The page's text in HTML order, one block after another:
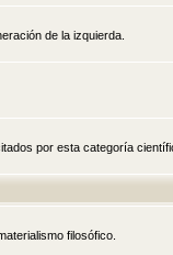
de la izquierda.
por esta categoría
filosófico.